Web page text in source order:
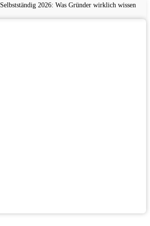
Selbstständig 2026: Was Gründer wirklich wissen